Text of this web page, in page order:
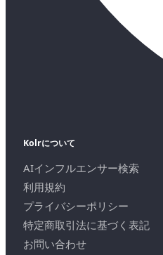
Kolrについて
AIインフルエンサー検索
利用規約
プライバシーポリシー
特定商取引法に基づく表記
お問い合わせ